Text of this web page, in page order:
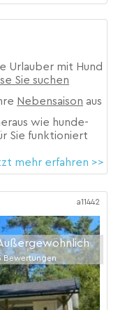
Urlauber mit Hund
Sie suchen
Nebensaison aus
wie hunde-
Sie funktioniert
mehr erfahren >>
a11442
Bewertungen